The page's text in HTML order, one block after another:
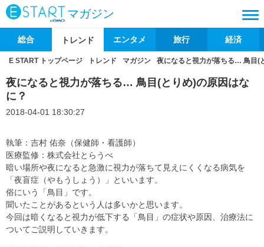
マガジン
総合 トレンド エンタメ 旅行 経済
E START トップページ トレンド マガジン 夜になると視力が落ちる… 鳥目(
夜になると視力が落ちる… 鳥目(とりめ)の原因はな
に？
2018-04-01 18:30:27
執筆：吉村 佑奈（保健師・看護師）
医療監修：株式会社とらうべ
暗い場所や夜になると急激に視力が落ちて見えにくくなる病気を
「夜盲症（やもうしょう）」といいます。
俗にいう「鳥目」です。
聞いたことがあるという人は多いかと思います。
今回は暗くなると視力が低下する「鳥目」の症状や原因、治療法に
ついてご説明していきます。